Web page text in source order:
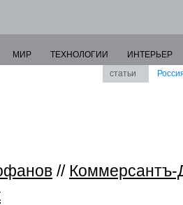
МИР ТЕХНОЛОГИИ
ИНТЕРЬЕР
статьи
//